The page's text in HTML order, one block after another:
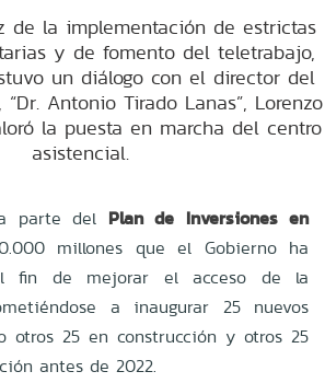
de la implementación de estrictas
y de fomento del teletrabajo,
un diálogo con el director del
Antonio Tirado Lanas”, Lorenzo
la puesta en marcha del centro
asistencial.
parte del Plan de Inversiones en
millones que el Gobierno ha
fin de mejorar el acceso de la
a inaugurar 25 nuevos
otros 25 en construcción y otros 25
antes de 2022.